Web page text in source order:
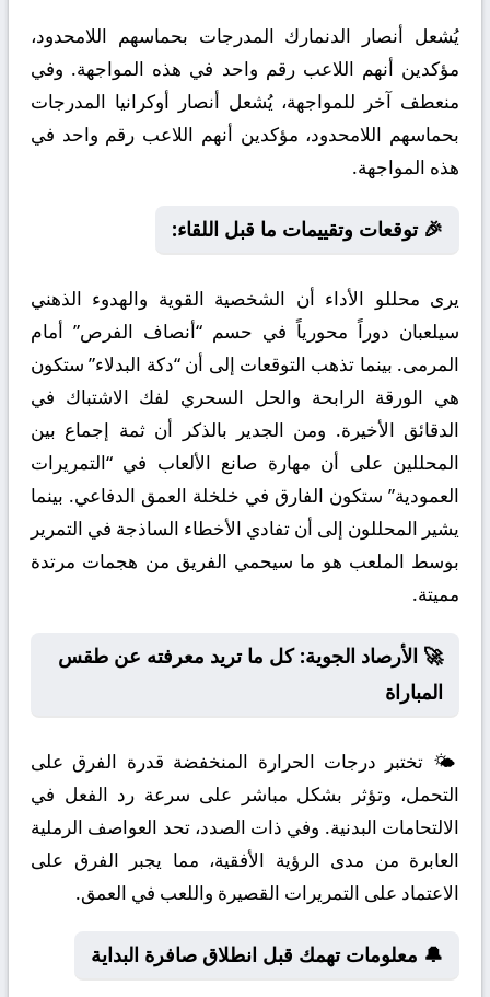
يُشعل أنصار الدنمارك المدرجات بحماسهم اللامحدود،
مؤكدين أنهم اللاعب رقم واحد في هذه المواجهة. وفي
منعطف آخر للمواجهة، يُشعل أنصار أوكرانيا المدرجات
بحماسهم اللامحدود، مؤكدين أنهم اللاعب رقم واحد في
هذه المواجهة.
🎉 توقعات وتقييمات ما قبل اللقاء:
يرى محللو الأداء أن الشخصية القوية والهدوء الذهني
سيلعبان دوراً محورياً في حسم “أنصاف الفرص” أمام
المرمى. بينما تذهب التوقعات إلى أن “دكة البدلاء” ستكون
هي الورقة الرابحة والحل السحري لفك الاشتباك في
الدقائق الأخيرة. ومن الجدير بالذكر أن ثمة إجماع بين
المحللين على أن مهارة صانع الألعاب في “التمريرات
العمودية” ستكون الفارق في خلخلة العمق الدفاعي. بينما
يشير المحللون إلى أن تفادي الأخطاء الساذجة في التمرير
بوسط الملعب هو ما سيحمي الفريق من هجمات مرتدة
مميتة.
🚀 الأرصاد الجوية: كل ما تريد معرفته عن طقس
المباراة
🌤️ تختبر درجات الحرارة المنخفضة قدرة الفرق على
التحمل، وتؤثر بشكل مباشر على سرعة رد الفعل في
الالتحامات البدنية. وفي ذات الصدد، تحد العواصف الرملية
العابرة من مدى الرؤية الأفقية، مما يجبر الفرق على
الاعتماد على التمريرات القصيرة واللعب في العمق.
🔔 معلومات تهمك قبل انطلاق صافرة البداية